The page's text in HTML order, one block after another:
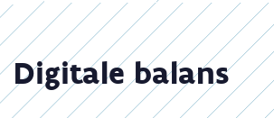
naar
op
zoek?
Kruimelpad
Digitale balans